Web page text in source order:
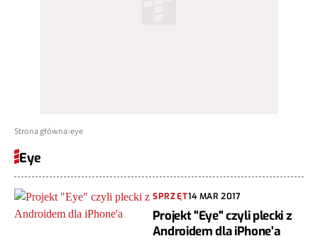
Strona główna eye
Eye
SPRZĘT14 MAR 2017
Projekt "Eye" czyli plecki z
Androidem dla iPhone'a